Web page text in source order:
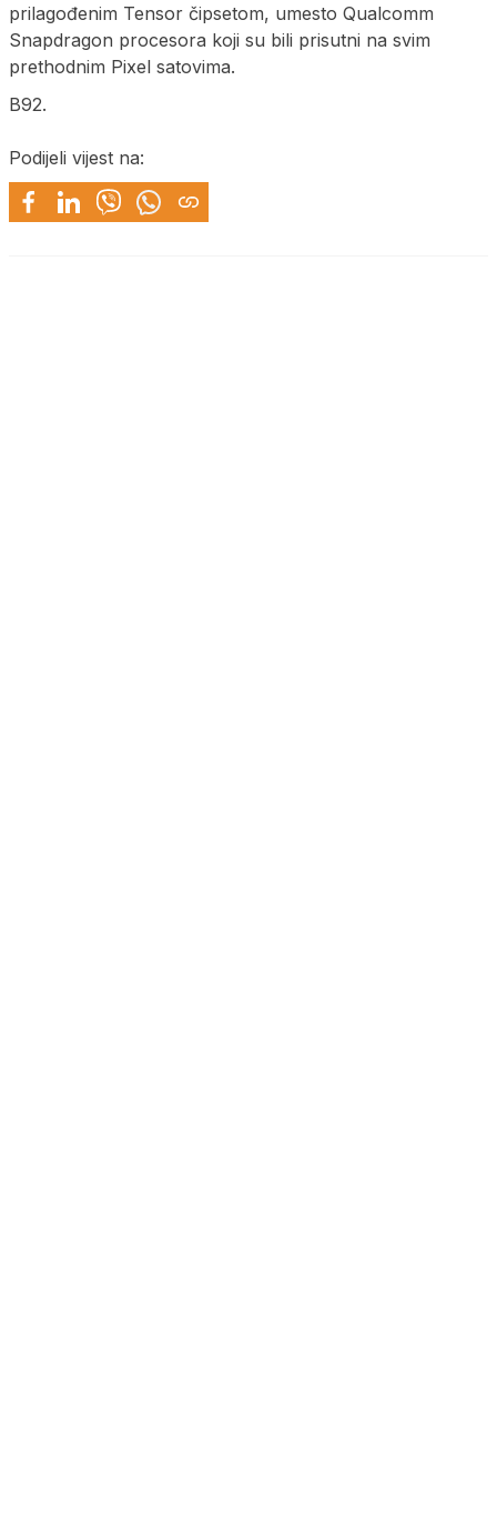
prilagođenim Tensor čipsetom, umesto Qualcomm
Snapdragon procesora koji su bili prisutni na svim
prethodnim Pixel satovima.
B92.
Podijeli vijest na: